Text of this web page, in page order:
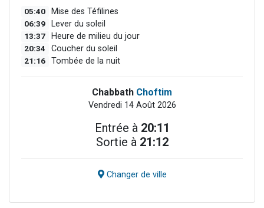
05:40 Mise des Téfilines
06:39 Lever du soleil
13:37 Heure de milieu du jour
20:34 Coucher du soleil
21:16 Tombée de la nuit
Chabbath Choftim
Vendredi 14 Août 2026
Entrée à 20:11
Sortie à 21:12
Changer de ville